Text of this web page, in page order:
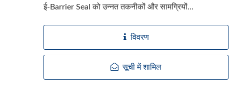
ई-Barrier Seal को उन्नत तकनीकों और सामग्रियों...
विवरण
सूची में शामिल